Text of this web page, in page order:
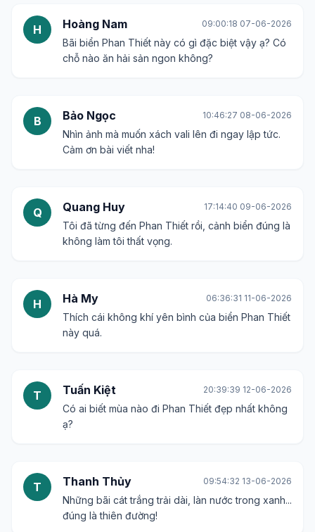
H Hoàng Nam 09:00:18 07-06-2026
Bãi biển Phan Thiết này có gì đặc biệt vậy ạ? Có
chỗ nào ăn hải sản ngon không?
B Bảo Ngọc 10:46:27 08-06-2026
Nhìn ảnh mà muốn xách vali lên đi ngay lập tức.
Cảm ơn bài viết nha!
Q Quang Huy 17:14:40 09-06-2026
Tôi đã từng đến Phan Thiết rồi, cảnh biển đúng là
không làm tôi thất vọng.
H Hà My 06:36:31 11-06-2026
Thích cái không khí yên bình của biển Phan Thiết
này quá.
T Tuấn Kiệt 20:39:39 12-06-2026
Có ai biết mùa nào đi Phan Thiết đẹp nhất không
ạ?
T Thanh Thủy 09:54:32 13-06-2026
Những bãi cát trắng trải dài, làn nước trong xanh...
đúng là thiên đường!